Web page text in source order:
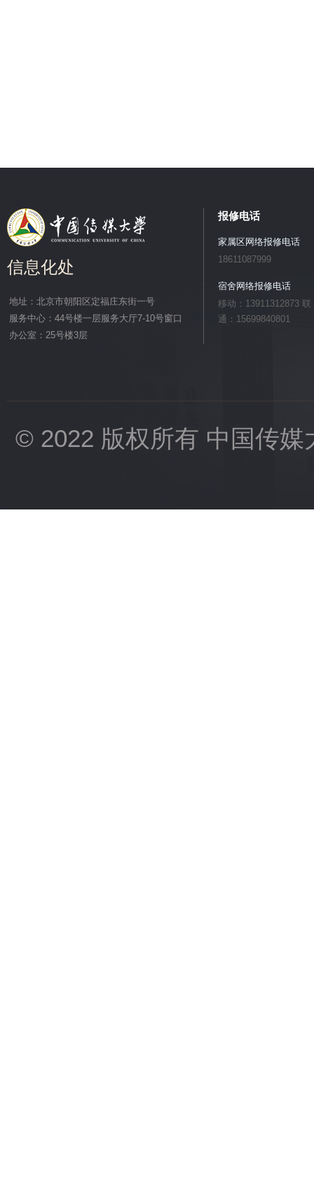
信息化处
地址：北京市朝阳区定福庄东街一号
服务中心：44号楼一层服务大厅7-10号窗口
办公室：25号楼3层
报修电话
家属区网络报修电话
18611087999
宿舍网络报修电话
移动：13911312873 联
通：15699840801
© 2022 版权所有 中国传